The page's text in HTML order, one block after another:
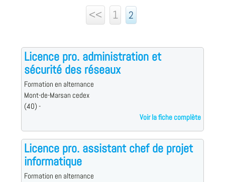
<<
1 2
Licence pro. administration et
sécurité des réseaux
Formation en alternance
Mont-de-Marsan cedex
(40) -
Voir la fiche complète
Licence pro. assistant chef de projet
informatique
Formation en alternance